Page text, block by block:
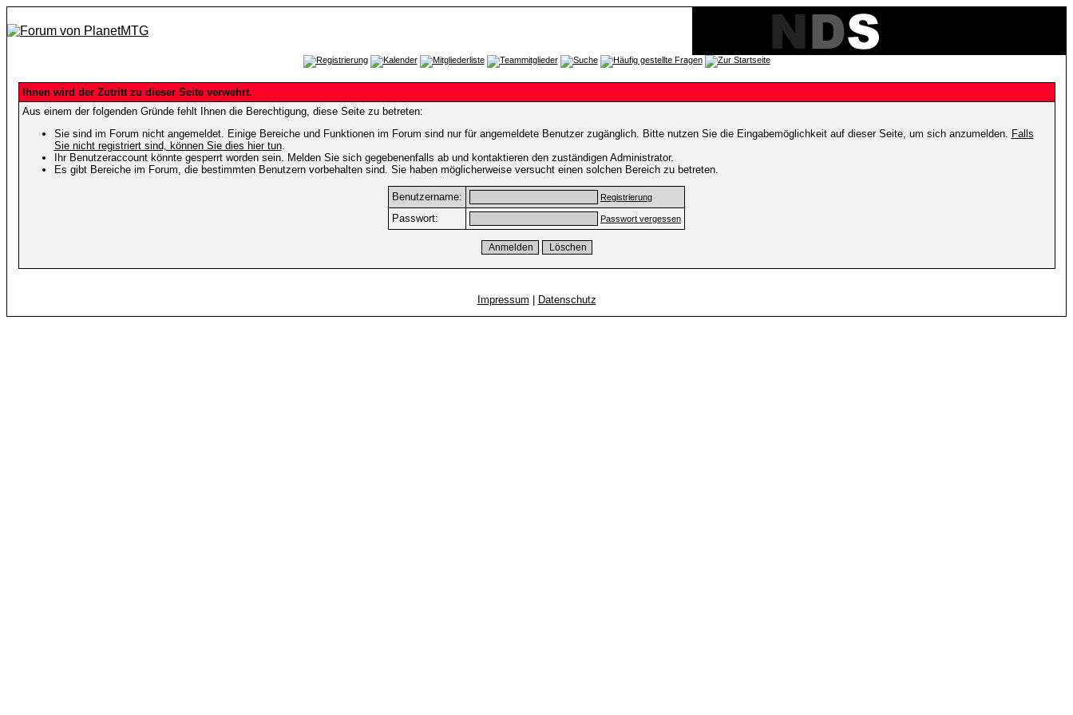
Ihnen wird der Zutritt zu dieser Seite verwehrt.
Aus einem der folgenden Gründe fehlt Ihnen die Berechtigung, diese Seite zu betreten:
Sie sind im Forum nicht angemeldet. Einige Bereiche und Funktionen im Forum sind nur für angemeldete Benutzer zugänglich. Bitte nutzen Sie die Eingabemöglichkeit auf dieser Seite, um sich anzumelden. Falls
Sie nicht registriert sind, können Sie dies hier tun.
Ihr Benutzeraccount könnte gesperrt worden sein. Melden Sie sich gegebenenfalls ab und kontaktieren den zuständigen Administrator.
Es gibt Bereiche im Forum, die bestimmten Benutzern vorbehalten sind. Sie haben möglicherweise versucht einen solchen Bereich zu betreten.
Benutzername: Registrierung
Passwort: Passwort vergessen
Impressum Datenschutz